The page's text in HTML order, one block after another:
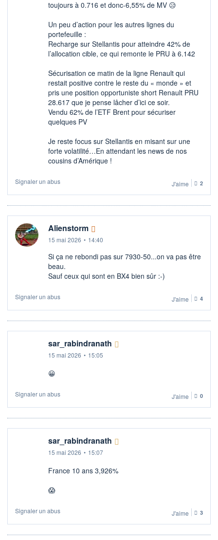
toujours à 0.716 et donc-6,55% de MV 😥​
Un peu d’action pour les autres lignes du
portefeuille :
Recharge sur Stellantis pour atteindre 42% de
l’allocation cible, ce qui remonte le PRU à 6.142
Sécurisation ce matin de la ligne Renault qui
restait positive contre le reste du « monde » et
pris une position opportuniste short Renault PRU
28.617 que je pense lâcher d’ici ce soir.
Vendu 62% de l’ETF Brent pour sécuriser
quelques PV
Je reste focus sur Stellantis en misant sur une
forte volatilité…En attendant les news de nos
cousins d’Amérique !
Signaler un abus J'aime 2
Alienstorm
15 mai 2026 • 14:40
Si ça ne rebondi pas sur 7930-50...on va pas être
beau.
Sauf ceux qui sont en BX4 bien sûr :-)
Signaler un abus J'aime 4
sar_rabindranath
15 mai 2026 • 15:05
😀
Signaler un abus J'aime 0
sar_rabindranath
15 mai 2026 • 15:07
France 10 ans 3,926%
😱
Signaler un abus J'aime 3